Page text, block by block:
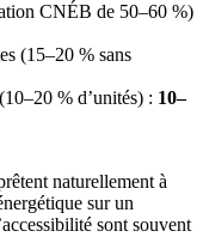
CNÉB de 50–60 %)
(15–20 % sans
% d’unités) : 10–
naturellement à
sur un
sont souvent